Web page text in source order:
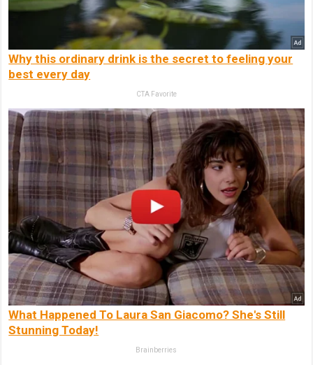
Why this ordinary drink is the secret to feeling your
best every day
CTA Favorite
What Happened To Laura San Giacomo? She's Still
Stunning Today!
Brainberries